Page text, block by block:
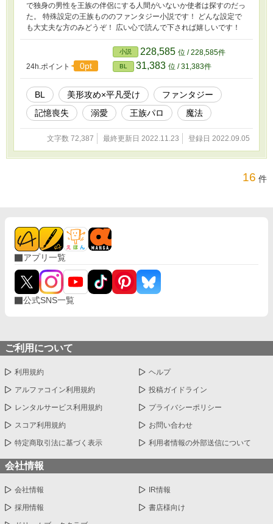
で独身の男性を王族の伴侶にする人間がいないか使者は探すのだっ
た。 特殊設定の王族もののファンタジー小説です！ どんな設定で
も大丈夫な方のみどうぞ！ 広い心で読んで下されば嬉しいです！
24h.ポイント 0pt
小説 228,585 位 / 228,585件
BL 31,383 位 / 31,383件
BL 美形攻め×平凡受け
ファンタジー
記憶喪失
溺愛 王族パロ 魔法
文字数 72,387 最終更新日 2022.11.23 登録日 2022.09.05
16 件
アプリ一覧
公式SNS一覧
ご利用について
利用規約 ヘルプ
アルファコイン利用規約 投稿ガイドライン
レンタルサービス利用規約 プライバシーポリシー
スコア利用規約 お問い合わせ
特定商取引法に基づく表示 利用者情報の外部送信について
会社情報
会社情報 IR情報
採用情報 書店様向け